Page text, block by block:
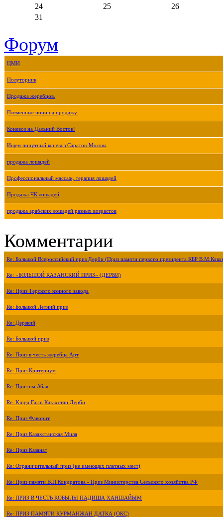
24
25
26
31
Форум
ЦМИ
Полуторник
Продажа жеребцов.
Племенные пони на продажу.
Коневоз на Дальний Восток!
Ищем попутный коневоз Саратов-Москва
продажа лошадей
Профессиональный массаж, терапия лошадей
Продажа ЧК лошадей
продажа арабских лошадей разных возрастов
Комментарии
Re: Большой Всероссийский приз Дерби (Приз памяти первого президента КБР
Re: «БОЛЬШОЙ КАЗАНСКИЙ ПРИЗ» (ДЕРБИ)
Re: Приз Терского конного завода
Re: Большой Летний приз
Re: Дерзкий
Re: Большой приз
Re: Приз в честь жеребца Арт
Re: Приз Критериум
Re: Приз им.Абая
Re: Kinga Farm Казахстан Дерби
Re: Приз Фаворит
Re: Приз Казахстанская Миля
Re: Приз Казанат
Re: Ограничительный приз (не имеющих платных мест)
Re: Приз памяти В.П.Кондратова - Приз Министерства Сельского хозяйства РФ
Re: ПРИЗ В ЧЕСТЬ КОБЫЛЫ ПАДИША ХАНШАЙЫМ
Re: ПРИЗ ПАМЯТИ КУРМАНЖАН ДАТКА (ОКС)